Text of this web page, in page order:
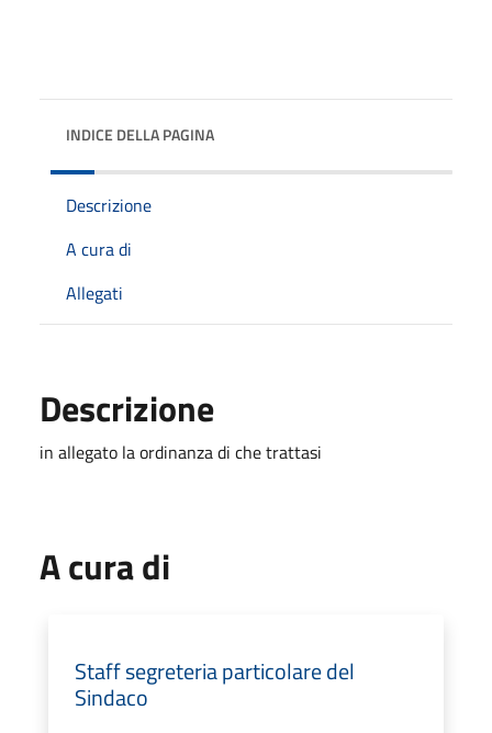
INDICE DELLA PAGINA
Descrizione
A cura di
Allegati
Descrizione
in allegato la ordinanza di che trattasi
A cura di
Staff segreteria particolare del
Sindaco